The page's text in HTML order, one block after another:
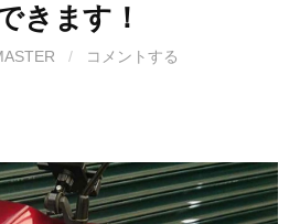
きます！
/ コメントする